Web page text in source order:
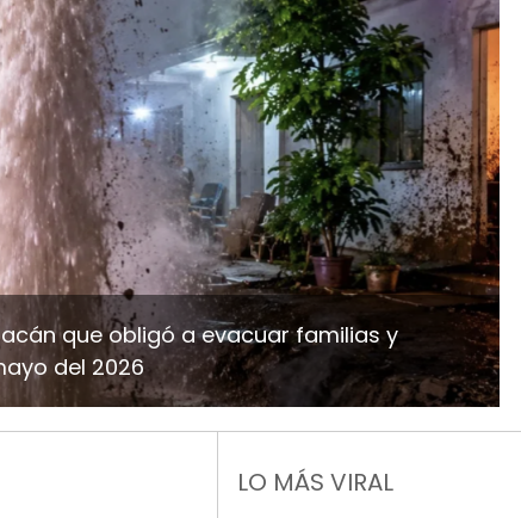
que obligó a evacuar familias y
del 2026
LO MÁS VIRAL